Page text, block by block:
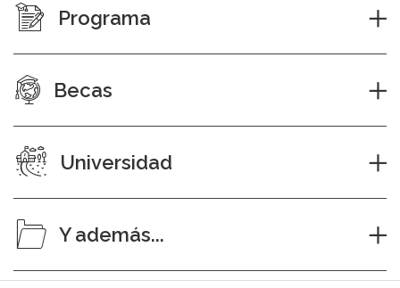
Programa
Becas
Universidad
Y además...